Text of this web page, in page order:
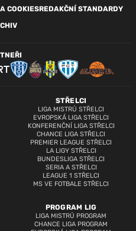
COOKIESREDAKČNÍ STANDARDY
STŘELCI
LIGA MISTRŮ STŘELCI
EVROPSKÁ LIGA STŘELCI
KONFERENČNÍ LIGA STŘELCI
CHANCE LIGA STŘELCI
PREMIER LEAGUE STŘELCI
LA LIGY STŘELCI
BUNDESLIGA STŘELCI
SERIA A STŘELCI
LEAGUE 1 STŘELCI
MS VE FOTBALE STŘELCI
PROGRAM LIG
LIGA MISTRŮ PROGRAM
CHANCE LIGA PROGRAM